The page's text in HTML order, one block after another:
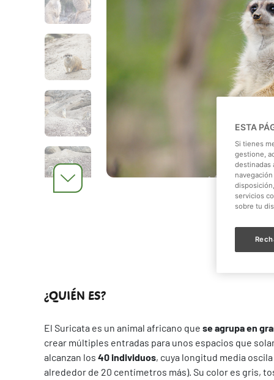
¿QUIÉN ES?
El Suricata es un animal africano que se agrupa en
crear múltiples entradas para unos espacios que
alcanzan los 40 individuos, cuya longitud media
alrededor de 20 centímetros más). Su color es gris,
ESTA
Si tienes
gestione,
destinadas
servicios
sobre tu